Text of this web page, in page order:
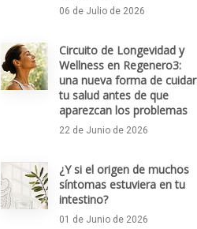
06 de Julio de 2026
Circuito de Longevidad y
Wellness en Regenero3:
una nueva forma de cuidar
tu salud antes de que
aparezcan los problemas
22 de Junio de 2026
¿Y si el origen de muchos
síntomas estuviera en tu
intestino?
01 de Junio de 2026